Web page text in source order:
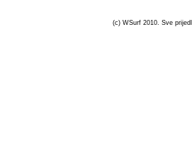
(c) WSurf 2010. Sve